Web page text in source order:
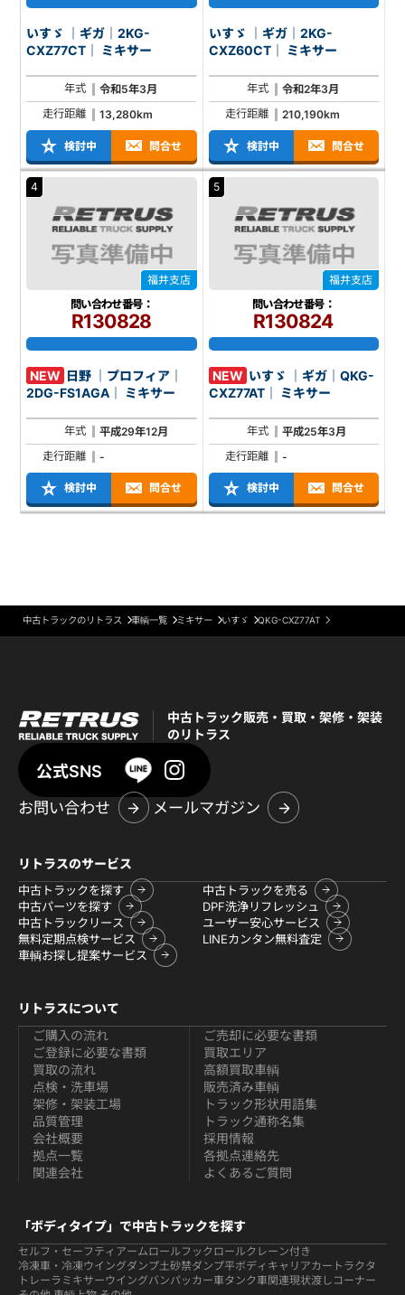
いすゞ ｜ギガ｜2KG-
CXZ77CT｜ ミキサー
年式
令和5年3月
走行距離
13,280km
検討中 問合せ
いすゞ ｜ギガ｜2KG-
CXZ60CT｜ ミキサー
年式
令和2年3月
走行距離
210,190km
検討中 問合せ
4
福井支店
問い合わせ番号：
R130828
NEW 日野 ｜プロフィア｜
2DG-FS1AGA｜ ミキサー
年式
平成29年12月
走行距離
-
検討中 問合せ
5
福井支店
問い合わせ番号：
R130824
NEW いすゞ ｜ギガ｜QKG-
CXZ77AT｜ ミキサー
年式
平成25年3月
走行距離
-
検討中 問合せ
中古トラックのリトラス 車輌一覧 ミキサー いすゞ QKG-CXZ77AT
中古トラック販売・買取・架修・架装
のリトラス
公式SNS
お問い合わせ
メールマガジン
リトラスのサービス
中古トラックを探す
中古トラックを売る
中古パーツを探す
DPF洗浄リフレッシュ
中古トラックリース
ユーザー安心サービス
無料定期点検サービス
LINEカンタン無料査定
車輌お探し提案サービス
リトラスについて
ご購入の流れ
ご登録に必要な書類
買取の流れ
ご売却に必要な書類
買取エリア
高額買取車輌
点検・洗車場
架修・架装工場
品質管理
販売済み車輌
トラック形状用語集
トラック通称名集
会社概要
拠点一覧
関連会社
採用情報
各拠点連絡先
よくあるご質問
「ボディタイプ」で中古トラックを探す
セルフ・セーフティ アームロールフックロールクレーン付き
冷凍車・冷凍ウイングダンプ土砂禁ダンプ平ボディ キャリアカー トラクタ
トレーラ ミキサーウイングバンパッカー車タンク車関連現状渡しコーナー